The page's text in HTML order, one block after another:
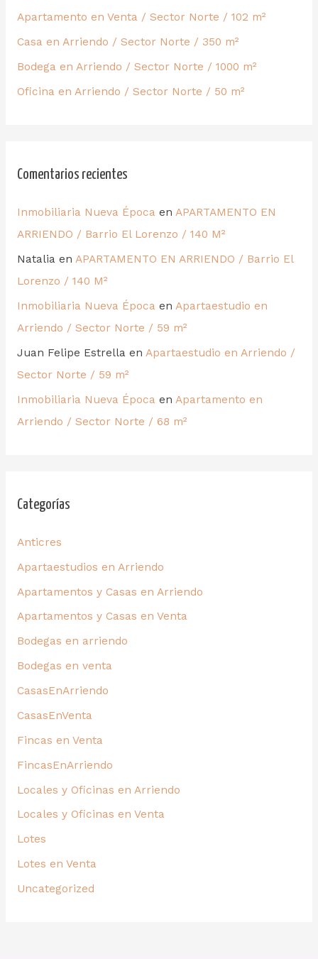
Apartamento en Venta / Sector Norte / 102 m²
Casa en Arriendo / Sector Norte / 350 m²
Bodega en Arriendo / Sector Norte / 1000 m²
Oficina en Arriendo / Sector Norte / 50 m²
Comentarios recientes
Inmobiliaria Nueva Época en APARTAMENTO EN
ARRIENDO / Barrio El Lorenzo / 140 M²
Nataliaen APARTAMENTO EN ARRIENDO / Barrio El
Lorenzo / 140 M²
Inmobiliaria Nueva Época en Apartaestudio en
Arriendo / Sector Norte / 59 m²
Juan Felipe Estrellaen Apartaestudio en Arriendo /
Sector Norte / 59 m²
Inmobiliaria Nueva Época en Apartamento en
Arriendo / Sector Norte / 68 m²
Categorías
Anticres
Apartaestudios en Arriendo
Apartamentos y Casas en Arriendo
Apartamentos y Casas en Venta
Bodegas en arriendo
Bodegas en venta
CasasEnArriendo
CasasEnVenta
Fincas en Venta
FincasEnArriendo
Locales y Oficinas en Arriendo
Locales y Oficinas en Venta
Lotes
Lotes en Venta
Uncategorized